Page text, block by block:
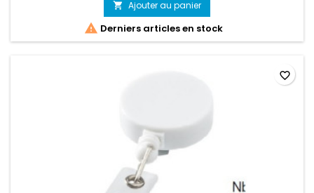
 Ajouter au panier
 Derniers articles en stock
favorite_border